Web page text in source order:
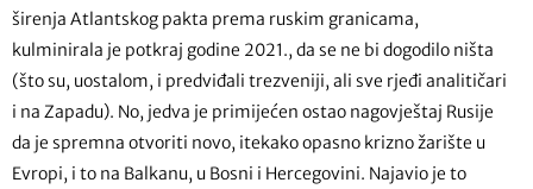
širenja Atlantskog pakta prema ruskim granicama,
kulminirala je potkraj godine 2021., da se ne bi dogodilo ništa
(što su, uostalom, i predviđali trezveniji, ali sve rjeđi analitičari
i na Zapadu). No, jedva je primijećen ostao nagovještaj Rusije
da je spremna otvoriti novo, itekako opasno krizno žarište u
Evropi, i to na Balkanu, u Bosni i Hercegovini. Najavio je to